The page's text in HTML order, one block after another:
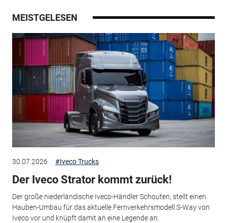
MEISTGELESEN
30.07.2026 #Iveco Trucks
Der Iveco Strator kommt zurück!
Der große niederländische Iveco-Händler Schouten, stellt einen
Hauben-Umbau für das aktuelle Fernverkehrsmodell S-Way von
Iveco vor und knüpft damit an eine Legende an.